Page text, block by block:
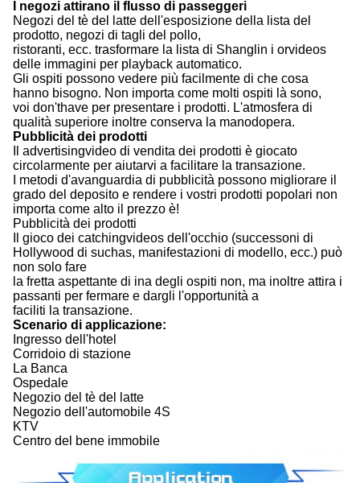
I negozi attirano il flusso di passeggeri
Negozi del tè del latte dell'esposizione della lista del
prodotto, negozi di tagli del pollo,
ristoranti, ecc. trasformare la lista di Shanglin i orvideos
delle immagini per playback automatico.
Gli ospiti possono vedere più facilmente di che cosa
hanno bisogno. Non importa come molti ospiti là sono,
voi don'thave per presentare i prodotti. L'atmosfera di
qualità superiore inoltre conserva la manodopera.
Pubblicità dei prodotti
Il advertisingvideo di vendita dei prodotti è giocato
circolarmente per aiutarvi a facilitare la transazione.
I metodi d'avanguardia di pubblicità possono migliorare il
grado del deposito e rendere i vostri prodotti popolari non
importa come alto il prezzo è!
Pubblicità dei prodotti
Il gioco dei catchingvideos dell'occhio (successoni di
Hollywood di suchas, manifestazioni di modello, ecc.) può
non solo fare
la fretta aspettante di ina degli ospiti non, ma inoltre attira i
passanti per fermare e dargli l'opportunità a
faciliti la transazione.
Scenario di applicazione:
Ingresso dell'hotel
Corridoio di stazione
La Banca
Ospedale
Negozio del tè del latte
Negozio dell'automobile 4S
KTV
Centro del bene immobile